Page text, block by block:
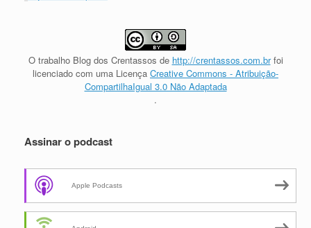
O trabalho Blog dos Crentassos de http://crentassos.com.brfoi
licenciado com uma Licença Creative Commons - Atribuição-
CompartilhaIgual 3.0 Não Adaptada
.
Assinar o podcast
Apple Podcasts